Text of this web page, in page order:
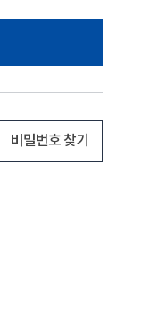
비밀번호 찾기